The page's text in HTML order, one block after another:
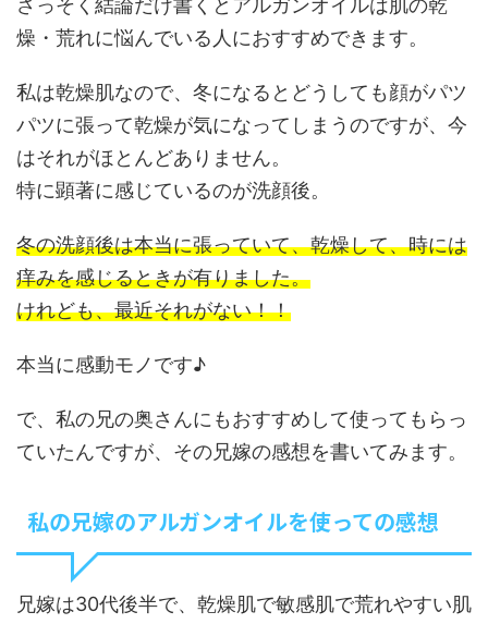
さっそく結論だけ書くとアルガンオイルは肌の乾
燥・荒れに悩んでいる人におすすめできます。
私は乾燥肌なので、冬になるとどうしても顔がパツ
パツに張って乾燥が気になってしまうのですが、今
はそれがほとんどありません。
特に顕著に感じているのが洗顔後。
冬の洗顔後は本当に張っていて、乾燥して、時には
痒みを感じるときが有りました。
けれども、最近それがない！！
本当に感動モノです♪
で、私の兄の奥さんにもおすすめして使ってもらっ
ていたんですが、その兄嫁の感想を書いてみます。
私の兄嫁のアルガンオイルを使っての感想
兄嫁は30代後半で、乾燥肌で敏感肌で荒れやすい肌